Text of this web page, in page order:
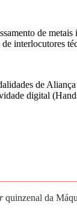
de
interlocutores
de
digital
quinzenal da